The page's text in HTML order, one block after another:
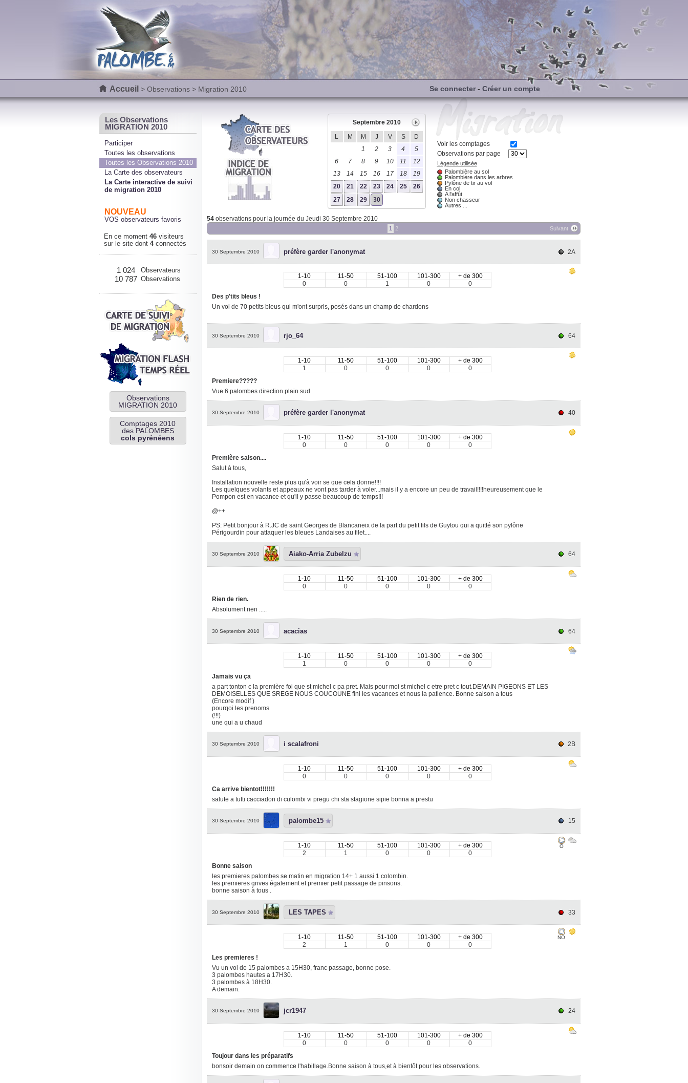
Accueil > Observations> Migration 2010 Se connecter- Créer un compte
Les Observations
MIGRATION 2010
Participer
Toutes les observations
Toutes les Observations 2010
La Carte des observateurs
La Carte interactive de suivi
de migration 2010
NOUVEAU
VOS observateurs favoris
En ce moment 46visiteurs
sur le site dont 4connectés
1 024 Observateurs
10 787 Observations
Observations
MIGRATION 2010
Comptages 2010
des PALOMBES
cols pyrénéens
Septembre 2010
L
M M J V S
D
1
2 3 4
5
6
7 8 9 10 11
12
13
14 15 16 17 18
19
20
21 22 23 24 25
26
27
28 29 30
Voir les comptages
Observations par page
Légende utilisée
Palombière au sol
Palombière dans les arbres
Pylône de tir au vol
En col
A l'affût
Non chasseur
Autres ...
54observations pour la journée du Jeudi 30 Septembre 2010
Suivant
1 2
30 Septembre 2010 préfère garder l'anonymat 2A
1-10 11-50 51-100 101-300
+ de 300
0
0 1 0
0
Des p'tits bleus !
Un vol de 70 petits bleus qui m'ont surpris, posés dans un champ de chardons
30 Septembre 2010 rjo_64 64
1-10 11-50 51-100 101-300
+ de 300
1
0 0 0
0
Premiere?????
Vue 6 palombes direction plain sud
30 Septembre 2010 préfère garder l'anonymat 40
1-10 11-50 51-100 101-300
+ de 300
0
0 0 0
0
Première saison....
Salut à tous,
Installation nouvelle reste plus qu'à voir se que cela donne!!!!
Les quelques volants et appeaux ne vont pas tarder à voler...mais il y a encore un peu de travail!!!!heureusement que le
Pompon est en vacance et qu'il y passe beaucoup de temps!!!
@++
PS: Petit bonjour à R.JC de saint Georges de Blancaneix de la part du petit fils de Guytou qui a quitté son pylône
Périgourdin pour attaquer les bleues Landaises au filet....
30 Septembre 2010 Aiako-Arria Zubelzu 64
1-10 11-50 51-100 101-300
+ de 300
0
0 0 0
0
Rien de rien.
Absolument rien .....
30 Septembre 2010 acacias 64
1-10 11-50 51-100 101-300
+ de 300
1
0 0 0
0
Jamais vu ça
a part tonton c la première foi que st michel c pa pret. Mais pour moi st michel c etre pret c tout.DEMAIN PIGEONS ET LES
DEMOISELLES QUE SREGE NOUS COUCOUNE fini les vacances et nous la patience. Bonne saison a tous
(Encore modif )
pourqoi les prenoms
(!!!)
une qui a u chaud
30 Septembre 2010 i scalafroni 2B
1-10 11-50 51-100 101-300
+ de 300
0
0 0 0
0
Ca arrive bientot!!!!!!!
salute a tutti cacciadori di culombi vi pregu chi sta stagione sipie bonna a prestu
30 Septembre 2010 palombe15 15
1-10 11-50 51-100 101-300
+ de 300
2
1 0 0
0
Bonne saison
les premieres palombes se matin en migration 14+ 1 aussi 1 colombin.
les premieres grives également et premier petit passage de pinsons.
bonne saison à tous .
O
30 Septembre 2010 LES TAPES 33
1-10 11-50 51-100 101-300
+ de 300
2
1 0 0
0
Les premieres !
Vu un vol de 15 palombes a 15H30, franc passage, bonne pose.
3 palombes hautes a 17H30.
3 palombes à 18H30.
A demain.
NO
30 Septembre 2010 jcr1947 24
1-10 11-50 51-100 101-300
+ de 300
0
0 0 0
0
Toujour dans les préparatifs
bonsoir demain on commence l'habillage.Bonne saison à tous,et à bientôt pour les observations.